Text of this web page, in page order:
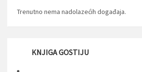
Trenutno nema nadolazećih događaja.
KNJIGA GOSTIJU